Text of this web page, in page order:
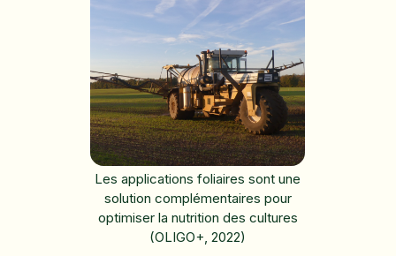
Les applications foliaires sont une
solution complémentaires pour
optimiser la nutrition des cultures
(OLIGO+, 2022)